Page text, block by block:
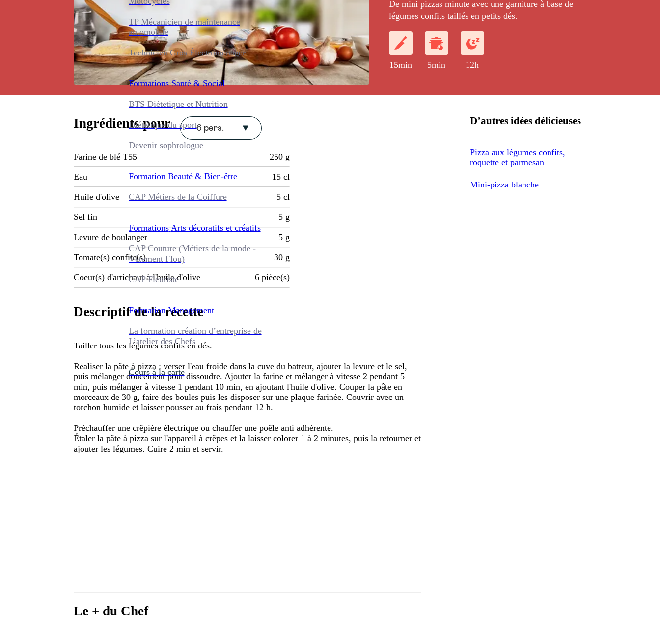
TP Mécanicien de maintenance
automobile
Technicien Gros Électroménager
Formations Santé & Social
BTS Diététique et Nutrition
Diététique du sport
Devenir sophrologue
Formation Beauté & Bien-être
CAP Métiers de la Coiffure
Formations Arts décoratifs et créatifs
CAP Couture (Métiers de la mode -
Vêtement Flou)
CAP Fleuriste
Formation Management
La formation création d’entreprise de
L’atelier des Chefs
Cours à la carte
De mini pizzas minute avec une garniture à base de
légumes confits taillés en petits dés.
15min 5min 12h
Ingrédients pour 6 pers.
Farine de blé T55 250 g
Eau 15 cl
Huile d'olive 5 cl
Sel fin 5 g
Levure de boulanger 5 g
Tomate(s) confite(s) 30 g
Coeur(s) d'artichaut à l'huile d'olive 6 pièce(s)
Descriptif de la recette
Tailler tous les légumes confits en dés.
Réaliser la pâte à pizza : verser l'eau froide dans la cuve du batteur, ajouter la levure et le sel,
puis mélanger doucement pour dissoudre. Ajouter la farine et mélanger à vitesse 2 pendant 5
min, puis mélanger à vitesse 1 pendant 10 min, en ajoutant l'huile d'olive. Couper la pâte en
morceaux de 30 g, faire des boules puis les disposer sur une plaque farinée. Couvrir avec un
torchon humide et laisser pousser au frais pendant 12 h.
Préchauffer une crêpière électrique ou chauffer une poêle anti adhérente.
Étaler la pâte à pizza sur l'appareil à crêpes et la laisser colorer 1 à 2 minutes, puis la retourner et
ajouter les légumes. Cuire 2 min et servir.
Le + du Chef
D’autres idées délicieuses
Pizza aux légumes confits,
roquette et parmesan
Mini-pizza blanche